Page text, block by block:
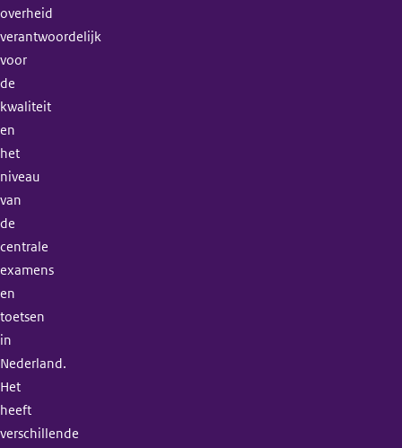
overheid
verantwoordelijk
voor
de
kwaliteit
en
het
niveau
van
de
centrale
examens
en
toetsen
in
Nederland.
Het
heeft
verschillende